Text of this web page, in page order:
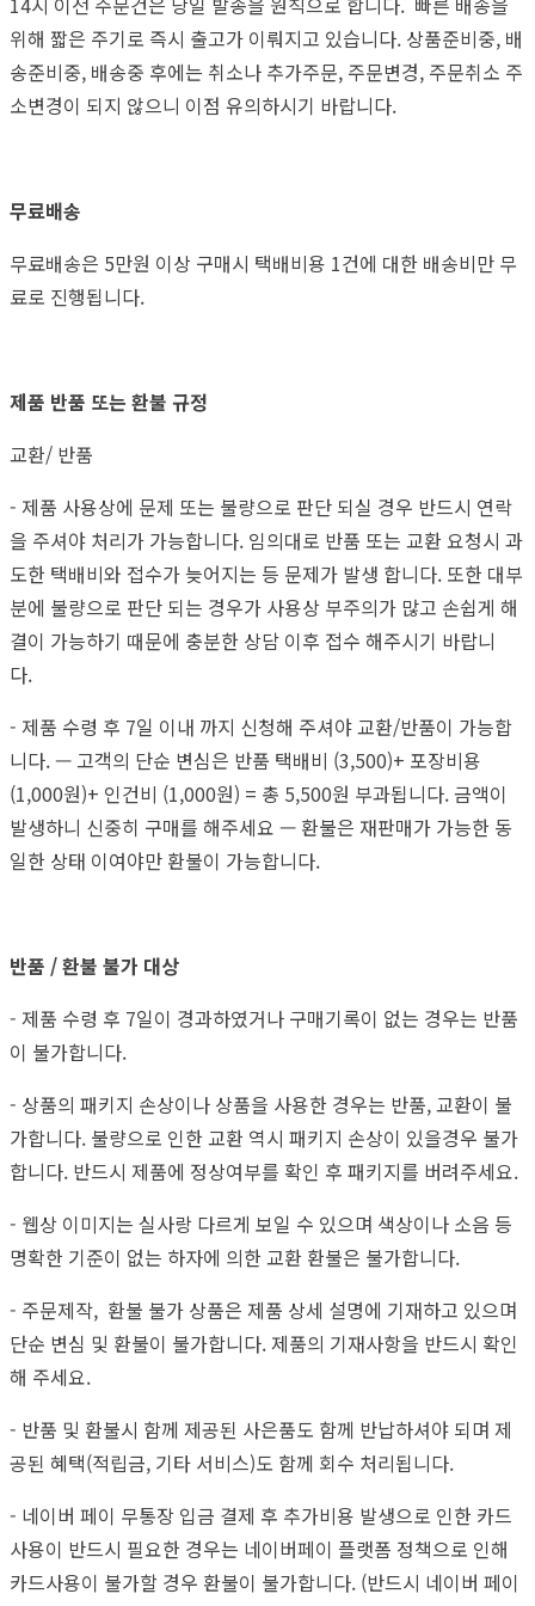
위해 짧은 주기로 즉시 출고가 이뤄지고 있습니다. 상품준비중, 배
송준비중, 배송중 후에는 취소나 추가주문, 주문변경, 주문취소 주
소변경이 되지 않으니 이점 유의하시기 바랍니다.
무료배송
무료배송은 5만원 이상 구매시 택배비용 1건에 대한 배송비만 무
료로 진행됩니다.
제품 반품 또는 환불 규정
교환/ 반품
- 제품 사용상에 문제 또는 불량으로 판단 되실 경우 반드시 연락
을 주셔야 처리가 가능합니다. 임의대로 반품 또는 교환 요청시 과
도한 택배비와 접수가 늦어지는 등 문제가 발생 합니다. 또한 대부
분에 불량으로 판단 되는 경우가 사용상 부주의가 많고 손쉽게 해
결이 가능하기 때문에 충분한 상담 이후 접수 해주시기 바랍니
다.
- 제품 수령 후 7일 이내 까지 신청해 주셔야 교환/반품이 가능합
니다. — 고객의 단순 변심은 반품 택배비 (3,500)+ 포장비용
(1,000원)+ 인건비 (1,000원) = 총 5,500원 부과됩니다. 금액이
발생하니 신중히 구매를 해주세요 — 환불은 재판매가 가능한 동
일한 상태 이여야만 환불이 가능합니다.
반품 / 환불 불가 대상
- 제품 수령 후 7일이 경과하였거나 구매기록이 없는 경우는 반품
이 불가합니다.
- 상품의 패키지 손상이나 상품을 사용한 경우는 반품, 교환이 불
가합니다. 불량으로 인한 교환 역시 패키지 손상이 있을경우 불가
합니다. 반드시 제품에 정상여부를 확인 후 패키지를 버려주세요.
- 웹상 이미지는 실사랑 다르게 보일 수 있으며 색상이나 소음 등
명확한 기준이 없는 하자에 의한 교환 환불은 불가합니다.
- 주문제작, 환불 불가 상품은 제품 상세 설명에 기재하고 있으며
단순 변심 및 환불이 불가합니다. 제품의 기재사항을 반드시 확인
해 주세요.
- 반품 및 환불시 함께 제공된 사은품도 함께 반납하셔야 되며 제
공된 혜택(적립금, 기타 서비스)도 함께 회수 처리됩니다.
- 네이버 페이 무통장 입금 결제 후 추가비용 발생으로 인한 카드
사용이 반드시 필요한 경우는 네이버페이 플랫폼 정책으로 인해
카드사용이 불가할 경우 환불이 불가합니다. (반드시 네이버 페이